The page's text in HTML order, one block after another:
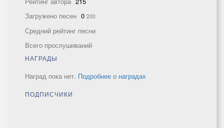
Загружено песен 0 200
Средний рейтинг песни
Всего прослушиваний
НАГРАДЫ
Наград пока нет. Подробнее о наградах
ПОДПИСЧИКИ